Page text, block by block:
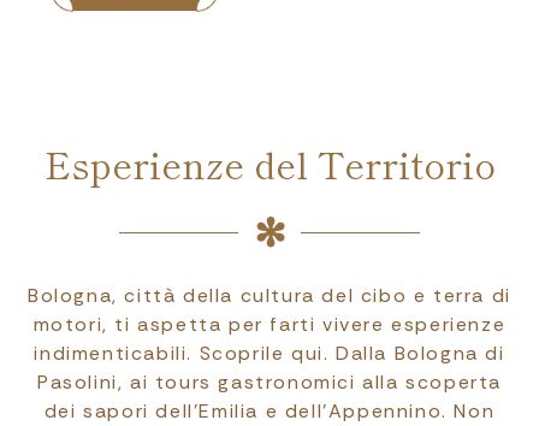
Esperienze del Territorio
Bologna, città della cultura del cibo e terra di
motori, ti aspetta per farti vivere esperienze
indimenticabili. Scoprile qui. Dalla Bologna di
Pasolini, ai tours gastronomici alla scoperta
dei sapori dell'Emilia e dell'Appennino. Non